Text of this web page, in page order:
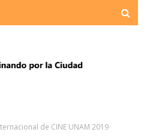
de CINE UNAM 2019